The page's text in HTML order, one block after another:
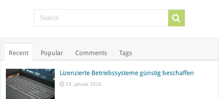
Recent Popular Comments Tags
Lizenzierte Betriebssysteme günstig beschaffen
29. Januar 2026